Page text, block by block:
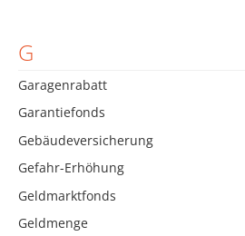
G
Garagenrabatt
Garantiefonds
Gebäudeversicherung
Gefahr-Erhöhung
Geldmarktfonds
Geldmenge